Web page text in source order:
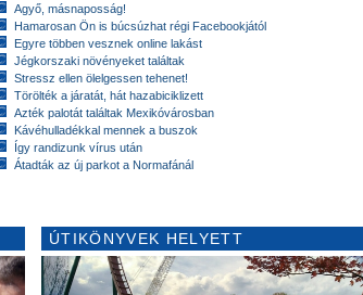
Agyő, másnaposság!
Hamarosan Ön is búcsúzhat régi Facebookjától
Egyre többen vesznek online lakást
Jégkorszaki növényeket találtak
Stressz ellen ölelgessen tehenet!
Törölték a járatát, hát hazabiciklizett
Azték palotát találtak Mexikóvárosban
Kávéhulladékkal mennek a buszok
Így randizunk vírus után
Átadták az új parkot a Normafánál
ÚTIKÖNYVEK HELYETT